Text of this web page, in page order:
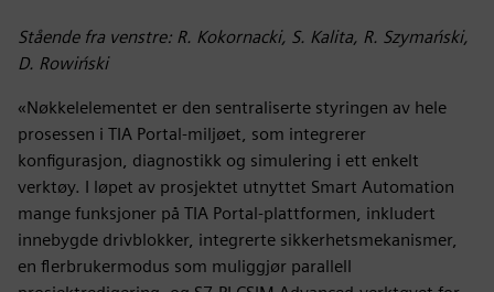
Stående fra venstre: R. Kokornacki, S. Kalita, R. Szymański,
D. Rowiński
«Nøkkelelementet er den sentraliserte styringen av hele
prosessen i TIA Portal-miljøet, som integrerer
konfigurasjon, diagnostikk og simulering i ett enkelt
verktøy. I løpet av prosjektet utnyttet Smart Automation
mange funksjoner på TIA Portal-plattformen, inkludert
innebygde drivblokker, integrerte sikkerhetsmekanismer,
en flerbrukermodus som muliggjør parallell